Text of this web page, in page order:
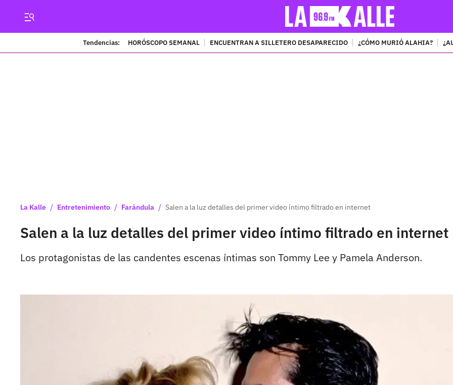
Tendencias: HORÓSCOPO SEMANAL ENCUENTRAN A SILLETERO DESAPARECIDO ¿CÓMO MURIÓ ALAHIA?
La Kalle / Entretenimiento / Farándula / Salen a la luz detalles del primer video íntimo filtrado en internet
Salen a la luz detalles del primer video íntimo filtrado en internet
Los protagonistas de las candentes escenas íntimas son Tommy Lee y Pamela Anderson.